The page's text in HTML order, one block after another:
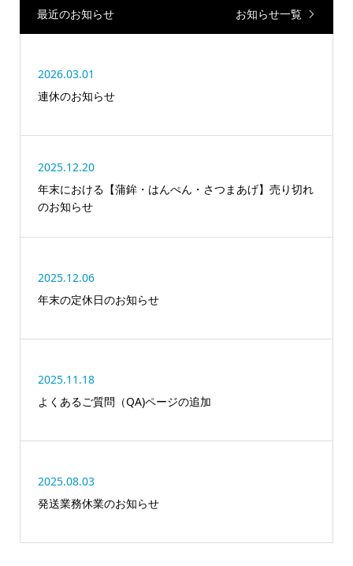
最近のお知らせ お知らせ一覧
2026.03.01
連休のお知らせ
2025.12.20
年末における【蒲鉾・はんぺん・さつまあげ】売り切れ
のお知らせ
2025.12.06
年末の定休日のお知らせ
2025.11.18
よくあるご質問（QA)ページの追加
2025.08.03
発送業務休業のお知らせ